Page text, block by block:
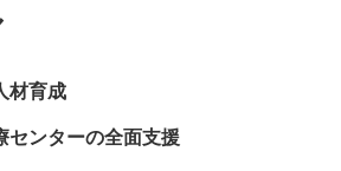
材育成
センターの全面支援